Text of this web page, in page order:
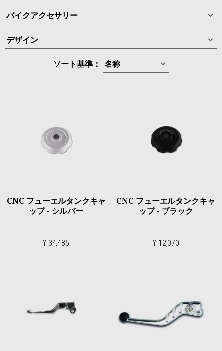
ソート基準：
CNC フューエルタンクキャ
ップ - シルバー
¥ 34,485
CNC フューエルタンクキャ
ップ - ブラック
¥ 12,070